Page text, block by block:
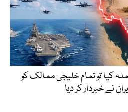
کیا تو تمام خلیجی ممالک کو
نے خبردار کر دیا